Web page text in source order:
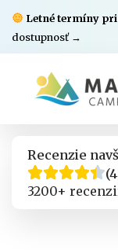
Letné termíny
dostupnosť →
Recenzie
3200+